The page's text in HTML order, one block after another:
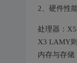
2、硬件性
处理器：
X3 LAMY
内存与存储